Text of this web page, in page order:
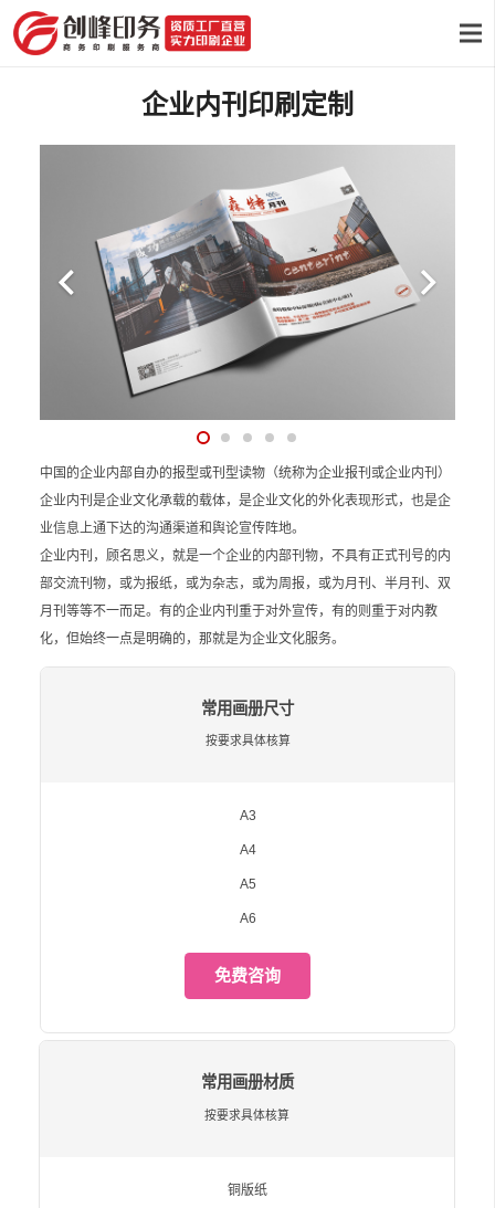
企业内刊印刷定制
中国的企业内部自办的报型或刊型读物（统称为企业报刊或企业内刊）
企业内刊是企业文化承载的载体，是企业文化的外化表现形式，也是企
业信息上通下达的沟通渠道和舆论宣传阵地。
企业内刊，顾名思义，就是一个企业的内部刊物，不具有正式刊号的内
部交流刊物，或为报纸，或为杂志，或为周报，或为月刊、半月刊、双
月刊等等不一而足。有的企业内刊重于对外宣传，有的则重于对内教
化，但始终一点是明确的，那就是为企业文化服务。
常用画册尺寸
按要求具体核算
A3
A4
A5
A6
免费咨询
常用画册材质
按要求具体核算
铜版纸